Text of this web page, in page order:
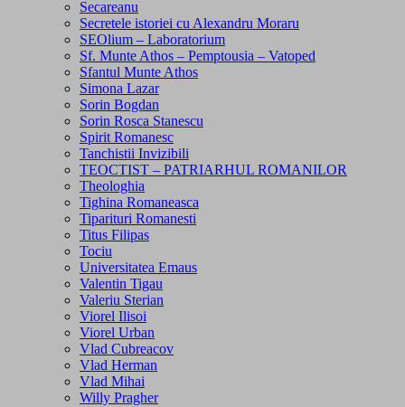
Secareanu
Secretele istoriei cu Alexandru Moraru
SEOlium – Laboratorium
Sf. Munte Athos – Pemptousia – Vatoped
Sfantul Munte Athos
Simona Lazar
Sorin Bogdan
Sorin Rosca Stanescu
Spirit Romanesc
Tanchistii Invizibili
TEOCTIST – PATRIARHUL ROMANILOR
Theologhia
Tighina Romaneasca
Tiparituri Romanesti
Titus Filipas
Tociu
Universitatea Emaus
Valentin Tigau
Valeriu Sterian
Viorel Ilisoi
Viorel Urban
Vlad Cubreacov
Vlad Herman
Vlad Mihai
Willy Pragher